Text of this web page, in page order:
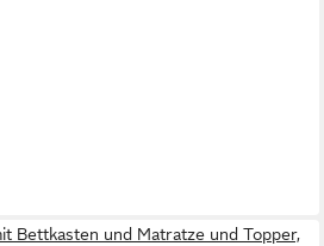
Bettkasten und Matratze und Topper,